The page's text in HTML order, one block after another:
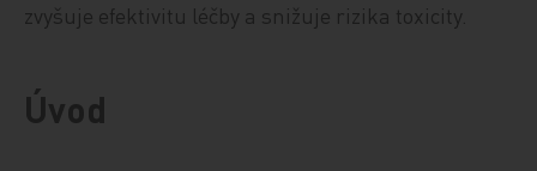
zvyšuje efektivitu léčby a snižuje rizika toxicity.
Úvod